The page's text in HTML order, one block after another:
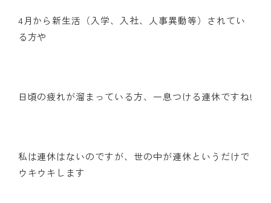
4月から新生活（入学、入社、人事異動等）されてい
る方や
日頃の疲れが溜まっている方、一息つける連休ですね!
私は連休はないのですが、世の中が連休というだけで
ウキウキします